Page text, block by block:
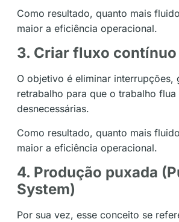
Como resultado, quanto mais
maior a eficiência operacional.
3. Criar fluxo contínuo
O objetivo é eliminar interrupções,
retrabalho para que o trabalho flua
desnecessárias.
Como resultado, quanto mais
maior a eficiência operacional.
4. Produção puxada
System)
Por sua vez, esse conceito se